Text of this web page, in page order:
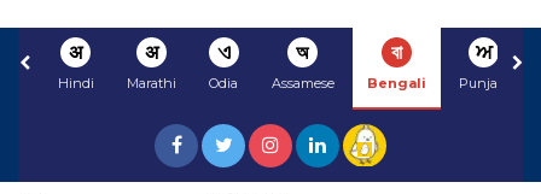
अ
Hindi
अ
Marathi
ଏ
Odia
অ
Assamese
বা
Bengali
ਅ
Punjabi